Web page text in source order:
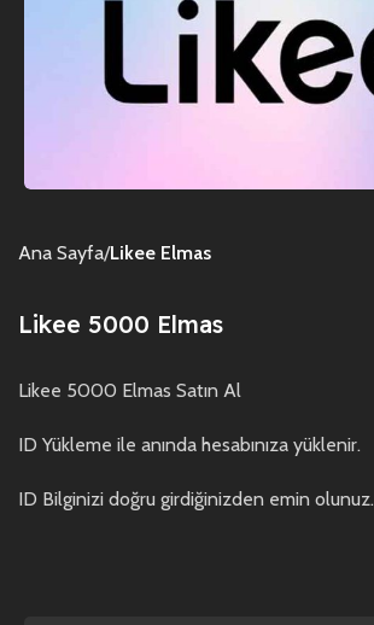
Ana Sayfa Likee Elmas
Likee 5000 Elmas
Likee 5000 Elmas Satın Al
ID Yükleme ile anında hesabınıza yüklenir.
ID Bilginizi doğru girdiğinizden emin olunuz.